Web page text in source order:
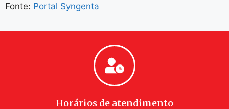
Fonte: Portal Syngenta
Horários de atendimento